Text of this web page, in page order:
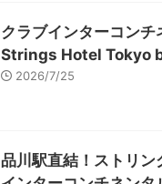
クラブインターコンチ
Strings Hotel Tokyo
2026/7/25
品川駅直結！ストリン